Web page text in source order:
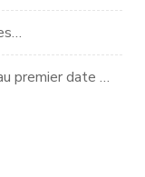
premier date …